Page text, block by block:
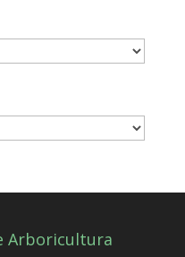
Arboricultura